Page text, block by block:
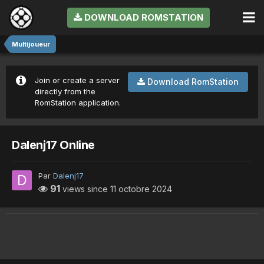
DOWNLOAD ROMSTATION
Multijoueur
Download RomStation
Join or create a server
directly from the
RomStation application.
Dalenj17 Online
Par Dalenj17
91 views since 11 octobre 2024